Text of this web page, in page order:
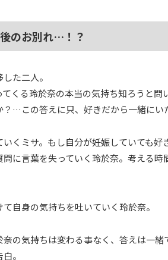
のお別れ…！？
た二人。
くる玲於奈の本当の気持ち知ろうと問
…この答えに只、好きだから一緒にい
いくミサ。もし自分が妊娠していても
に言葉を失っていく玲於奈。考える
自身の気持ちを吐いていく玲於奈。
の気持ちは変わる事なく、答えは一
。